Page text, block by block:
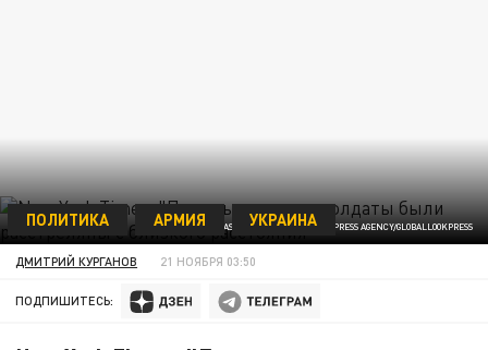
ASHLEY CHAN/KEYSTONE PRESS AGENCY/GLOBALLOOKPRESS
ПОЛИТИКА АРМИЯ УКРАИНА
ДМИТРИЙ КУРГАНОВ 21 НОЯБРЯ 03:50
ПОДПИШИТЕСЬ: